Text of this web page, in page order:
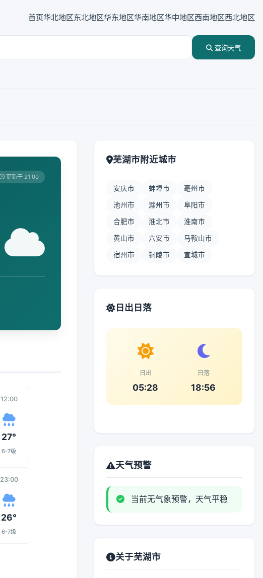
首页华北地区东北地区华东地区华南地区华中地区西南地区西北地区
查询天气
更新于 21:00
12:00
27°
6-7级
23:00
26°
6-7级
芜湖市附近城市
安庆市 蚌埠市 亳州市
池州市 滁州市 阜阳市
合肥市 淮北市 淮南市
黄山市 六安市 马鞍山市
宿州市 铜陵市 宣城市
日出日落
日出
05:28
日落
18:56
天气预警
当前无气象预警，天气平稳
关于芜湖市